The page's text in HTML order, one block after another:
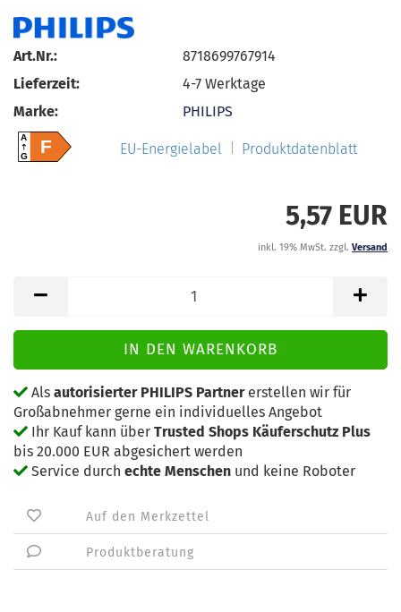
Art.Nr.:
8718699767914
Lieferzeit:
4-7 Werktage
Marke:
PHILIPS
A
GF EU-Energielabel Produktdatenblatt
5,57 EUR
inkl. 19% MwSt. zzgl. Versand
Als autorisierter PHILIPS Partnererstellen wir für
Großabnehmer gerne ein individuelles Angebot
Ihr Kauf kann über Trusted Shops Käuferschutz Plus
bis 20.000 EUR abgesichert werden
Service durch echte Menschen und keine Roboter
Auf den Merkzettel
Produktberatung